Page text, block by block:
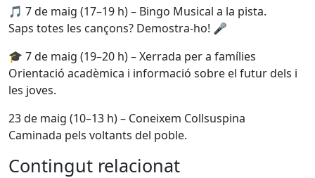
🎵 7 de maig (17–19 h) – Bingo Musical a la pista.
Saps totes les cançons? Demostra-ho! 🎤
🎓 7 de maig (19–20 h) – Xerrada per a famílies
Orientació acadèmica i informació sobre el futur dels i
les joves.
23 de maig (10–13 h) – Coneixem Collsuspina
Caminada pels voltants del poble.
Contingut relacionat